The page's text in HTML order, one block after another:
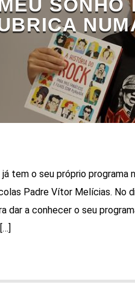
SONHO
tem o seu próprio programa
Padre Vítor Melícias. No
dar a conhecer o seu